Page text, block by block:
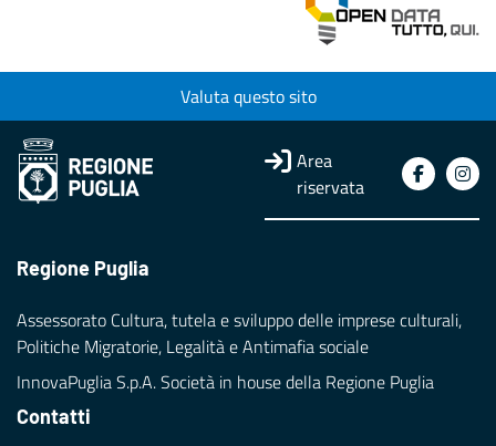
Valuta questo sito
Area
riservata
Regione Puglia
Assessorato Cultura, tutela e sviluppo delle imprese culturali,
Politiche Migratorie, Legalità e Antimafia sociale
InnovaPuglia S.p.A. Società in house della Regione Puglia
Contatti